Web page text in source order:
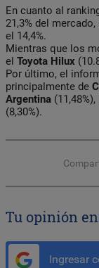
En cuanto al
21,3% del
el 14,4%.
Mientras que los
el Toyota Hilux
Por último, el
principalmente de
Argentina (11,48%),
(8,30%).
Tu opinión
Ingresar